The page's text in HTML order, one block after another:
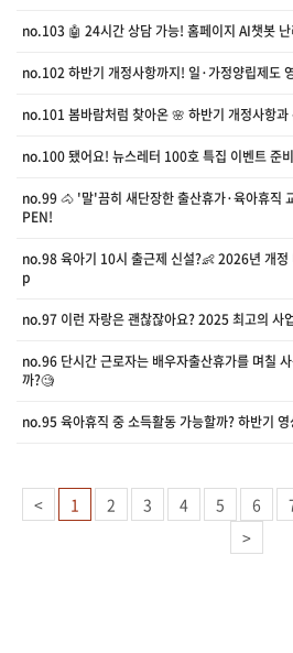
no.103 🤖 24시간 상담 가능! 홈페이지 AI챗봇
no.102 하반기 개정사항까지! 일·가정양립제도
no.101 봄바람처럼 찾아온 🌸 하반기 개정사항과
no.100 됐어요! 뉴스레터 100호 특집 이벤트 준
no.99 🐴 '말'끔히 새단장한 출산휴가·육아휴직
PEN!
no.98 육아기 10시 출근제 신설?👶 2026년 개정
p
no.97 이런 자랑은 괜찮잖아요? 2025 최고의 사
no.96 단시간 근로자는 배우자출산휴가를 며칠
까?🧐
no.95 육아휴직 중 소득활동 가능할까? 하반기
< 1 2 3 4 5 6
>